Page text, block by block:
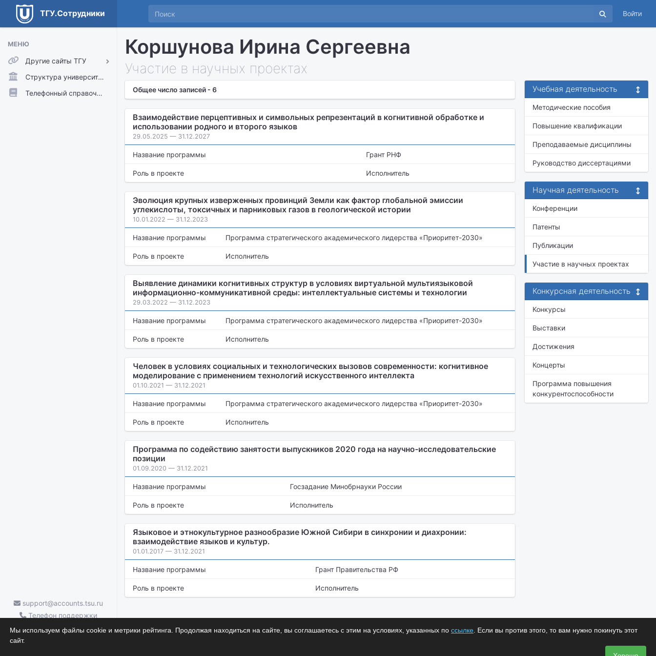
ТГУ.Сотрудники Войти
МЕНЮ
Другие сайты ТГУ
ТГУ.Аккаунты
ТГУ.Расписание
Структура университета
Телефонный справочник
support@accounts.tsu.ru
Телефон поддержки
Научные достижения
Коршунова Ирина Сергеевна
Участие в научных проектах
Общее число записей - 6
Взаимодействие перцептивных и символьных репрезентаций в когнитивной обработке и
использовании родного и второго языков
29.05.2025 — 31.12.2027
Название программы Грант РНФ
Роль в проекте Исполнитель
Эволюция крупных изверженных провинций Земли как фактор глобальной эмиссии
углекислоты, токсичных и парниковых газов в геологической истории
10.01.2022 — 31.12.2023
Название программы Программа стратегического академического лидерства «Приоритет-2030»
Роль в проекте Исполнитель
Выявление динамики когнитивных структур в условиях виртуальной мультиязыковой
информационно-коммуникативной среды: интеллектуальные системы и технологии
29.03.2022 — 31.12.2023
Название программы Программа стратегического академического лидерства «Приоритет-2030»
Роль в проекте Исполнитель
Человек в условиях социальных и технологических вызовов современности: когнитивное
моделирование с применением технологий искусственного интеллекта
01.10.2021 — 31.12.2021
Название программы Программа стратегического академического лидерства «Приоритет-2030»
Роль в проекте Исполнитель
Программа по содействию занятости выпускников 2020 года на научно-исследовательские
позиции
01.09.2020 — 31.12.2021
Название программы Госзадание Минобрнауки России
Роль в проекте Исполнитель
Языковое и этнокультурное разнообразие Южной Сибири в синхронии и диахронии:
взаимодействие языков и культур.
01.01.2017 — 31.12.2021
Название программы Грант Правительства РФ
Роль в проекте Исполнитель
Учебная деятельность
Методические пособия
Повышение квалификации
Преподаваемые дисциплины
Руководство диссертациями
Научная деятельность
Конференции
Патенты
Публикации
Участие в научных проектах
Конкурсная деятельность
Конкурсы
Выставки
Достижения
Концерты
Программа повышения
конкурентоспособности
Мы используем файлы cookie и метрики рейтинга. Продолжая находиться на сайте, вы соглашаетесь с этим на условиях, указанных по ссылке . Если вы против этого, то вам нужно покинуть этот
сайт.